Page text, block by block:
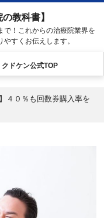
教科書】
で！これからの治療院業界を
すくお伝えします。
クドケン公式TOP
４０％も回数券購入率を